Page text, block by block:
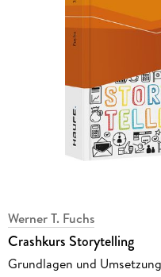
Werner T. Fuchs
Crashkurs Storytelling
Grundlagen und